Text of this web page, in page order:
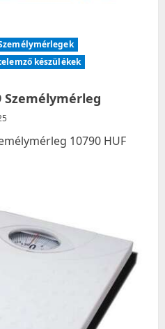
készülékek
Személymérleg
10790 HUF